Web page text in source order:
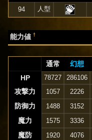
94 人型
能力値†
通常 幻想
HP
78727 286106
攻撃力 1057 2226
防御力 1488 3152
魔力 1575 3336
魔防 1920 4076